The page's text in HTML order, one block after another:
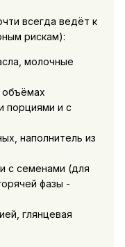
всегда ведёт к
рискам):
молочные
порциями и с
наполнитель из
с семенами (для
фазы -
глянцевая